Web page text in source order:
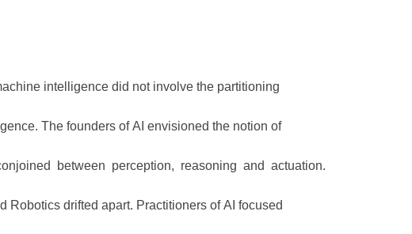
intelligence did not involve the partitioning
The founders of AI envisioned the notion of
between perception, reasoning and actuation.
Robotics drifted apart. Practitioners of AI focused